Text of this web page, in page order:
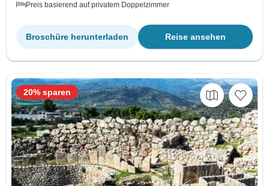
Preis basierend auf privatem Doppelzimmer
Reise ansehen
Broschüre herunterladen
20% sparen